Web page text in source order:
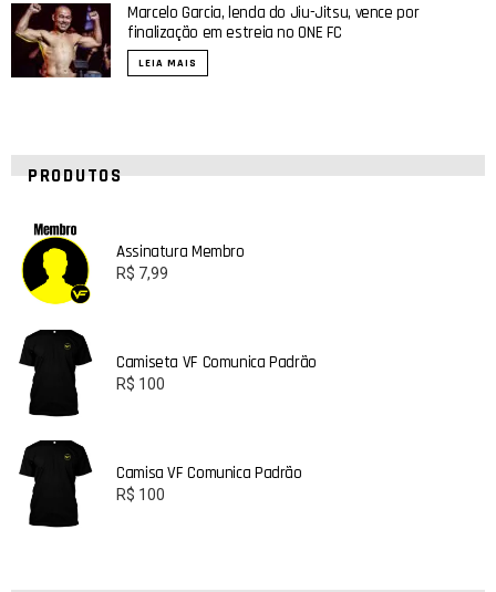
Marcelo Garcia, lenda do Jiu-Jitsu, vence por
finalização em estreia no ONE FC
LEIA MAIS
PRODUTOS
Assinatura Membro
R$ 7,99
Camiseta VF Comunica Padrão
R$ 100
Camisa VF Comunica Padrão
R$ 100